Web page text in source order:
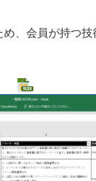
、会員が持つ